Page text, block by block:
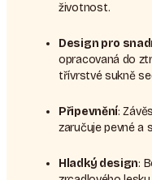
životnost.
Design pro
opracovaná do
třívrstvé sukně
Připevnění:
zaručuje pevné a
Hladký design: